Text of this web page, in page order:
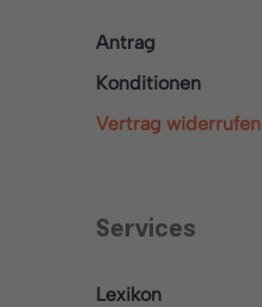
Antrag
Konditionen
Vertrag widerrufen
Services
Lexikon